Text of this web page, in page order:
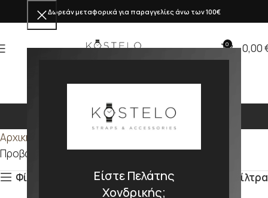
Είστε Πελάτης
Χονδρικής;
Δωρεάν μεταφορικά για παραγγελίες άνω των 100€
0 0,00
284mm
Αρχική σελίδα
Προβάλλονται όλα - 3 αποτελέσματα
Φίλτρα
Φίλτρα